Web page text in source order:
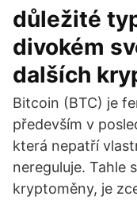
důležité
divokém
dalších
Bitcoin (BTC) je
především v
která nepatří
nereguluje. Tahle
kryptoměny, je